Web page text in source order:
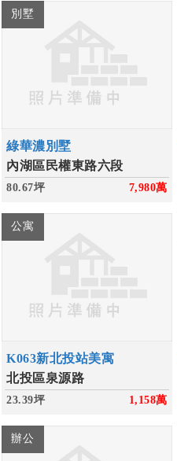
別墅
綠華濃別墅
內湖區民權東路六段
80.67坪 7,980萬
公寓
K063新北投站美寓
北投區泉源路
23.39坪 1,158萬
辦公